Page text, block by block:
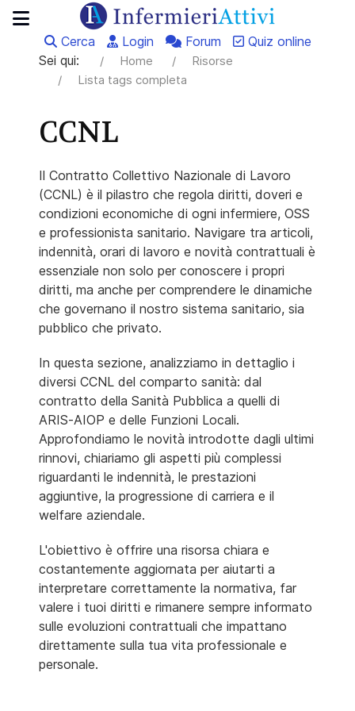
Cerca Login Forum
Quiz online
Sei qui:
Home
Risorse
Lista tags completa
CCNL
Il Contratto Collettivo Nazionale di Lavoro
(CCNL) è il pilastro che regola diritti, doveri e
condizioni economiche di ogni infermiere, OSS
e professionista sanitario. Navigare tra articoli,
indennità, orari di lavoro e novità contrattuali è
essenziale non solo per conoscere i propri
diritti, ma anche per comprendere le dinamiche
che governano il nostro sistema sanitario, sia
pubblico che privato.
In questa sezione, analizziamo in dettaglio i
diversi CCNL del comparto sanità: dal
contratto della Sanità Pubblica a quelli di
ARIS-AIOP e delle Funzioni Locali.
Approfondiamo le novità introdotte dagli ultimi
rinnovi, chiariamo gli aspetti più complessi
riguardanti le indennità, le prestazioni
aggiuntive, la progressione di carriera e il
welfare aziendale.
L'obiettivo è offrire una risorsa chiara e
costantemente aggiornata per aiutarti a
interpretare correttamente la normativa, far
valere i tuoi diritti e rimanere sempre informato
sulle evoluzioni contrattuali che impattano
direttamente sulla tua vita professionale e
personale.